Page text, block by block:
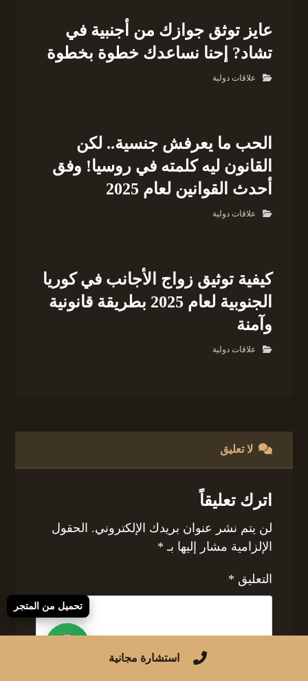
عايز توثق جوازك من أجنبية في
تشاد? إحنا نساعدك خطوة بخطوة
علاقات دولية
الحب ما يعرفش جنسية.. لكن
القانون ليه كلمته في روسيا! وفق
أحدث القوانين لعام 2025
علاقات دولية
كيفية توثيق زواج الأجانب في كوريا
الجنوبية لعام 2025 بطريقة قانونية
وآمنة
علاقات دولية
لا تعليق
اترك تعليقاً
لن يتم نشر عنوان بريدك الإلكتروني. الحقول
الإلزامية مشار إليها بـ *
التعليق *
استشارة مجانية
تحميل من المتجر